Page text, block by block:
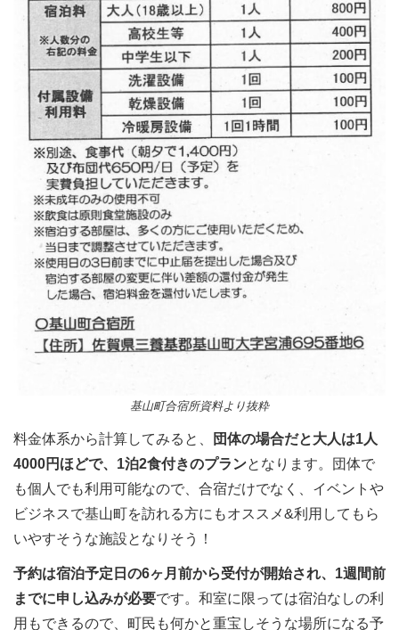
基山町合宿所資料より抜粋
料金体系から計算してみると、
団体の場合だと大人は1人
4000円ほどで、1泊2食付きのプランとなります。団体で
も個人でも利用可能なので、合宿だけでなく、イベントや
ビジネスで基山町を訪れる方にもオススメ&利用してもら
いやすそうな施設となりそう！
予約は宿泊予定日の6ヶ月前から受付が開始され、1週間前
までに申し込みが必要です。和室に限っては宿泊なしの利
用もできるので、町民も何かと重宝しそうな場所になる予